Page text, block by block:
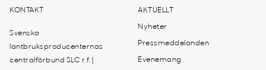
KONTAKT
Svenska
lantbruksproducenternas
centralförbund SLC r.f. |
AKTUELLT
Nyheter
Pressmeddelanden
Evenemang